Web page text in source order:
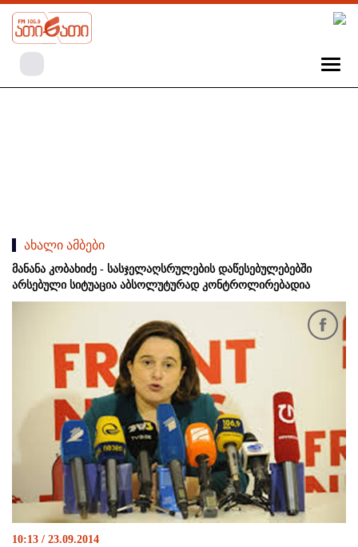
ახალი ამბები
მანანა კობახიძე - სასჯელაღსრულების დაწესებულებებში
არსებული სიტუაცია აბსოლუტურად კონტროლირებადია
10:13 / 23.09.2014